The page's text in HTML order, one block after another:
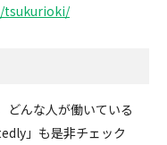
tsukurioki/
どんな人が働いている
」も是非チェック